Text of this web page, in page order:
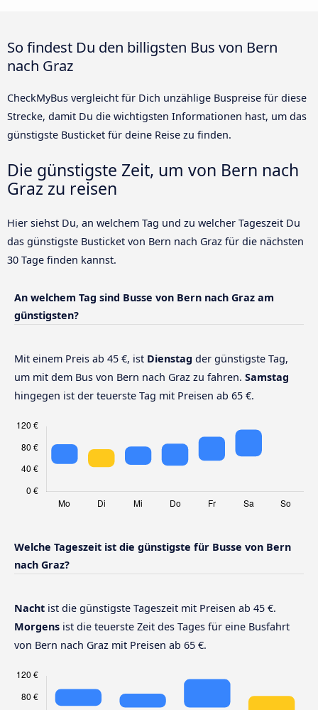
So findest Du den billigsten Bus von Bern
nach Graz
CheckMyBus vergleicht für Dich unzählige Buspreise für diese
Strecke, damit Du die wichtigsten Informationen hast, um das
günstigste Busticket für deine Reise zu finden.
Die günstigste Zeit, um von Bern nach
Graz zu reisen
Hier siehst Du, an welchem Tag und zu welcher Tageszeit Du
das günstigste Busticket von Bern nach Graz für die nächsten
30 Tage finden kannst.
An welchem Tag sind Busse von Bern nach Graz am
günstigsten?
Mit einem Preis ab 45 €, ist Dienstag der günstigste Tag,
um mit dem Bus von Bern nach Graz zu fahren. Samstag
hingegen ist der teuerste Tag mit Preisen ab 65 €.
Welche Tageszeit ist die günstigste für Busse von Bern
nach Graz?
Nacht ist die günstigste Tageszeit mit Preisen ab 45 €.
Morgens ist die teuerste Zeit des Tages für eine Busfahrt
von Bern nach Graz mit Preisen ab 65 €.